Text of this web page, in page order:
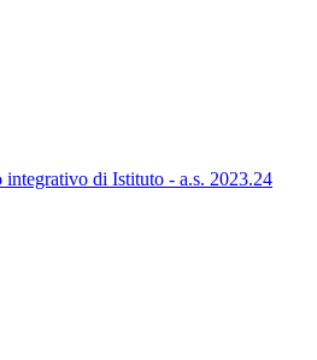
integrativo di Istituto - a.s. 2023.24